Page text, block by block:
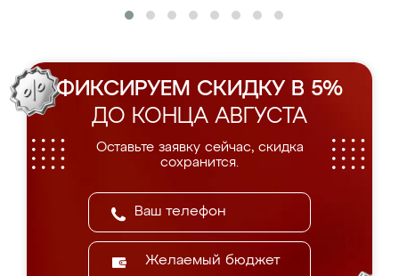
ФИКСИРУЕМ СКИДКУ В 5%
ДО КОНЦА АВГУСТА
Оставьте заявку сейчас, скидка
сохранится.
Желаемый бюджет